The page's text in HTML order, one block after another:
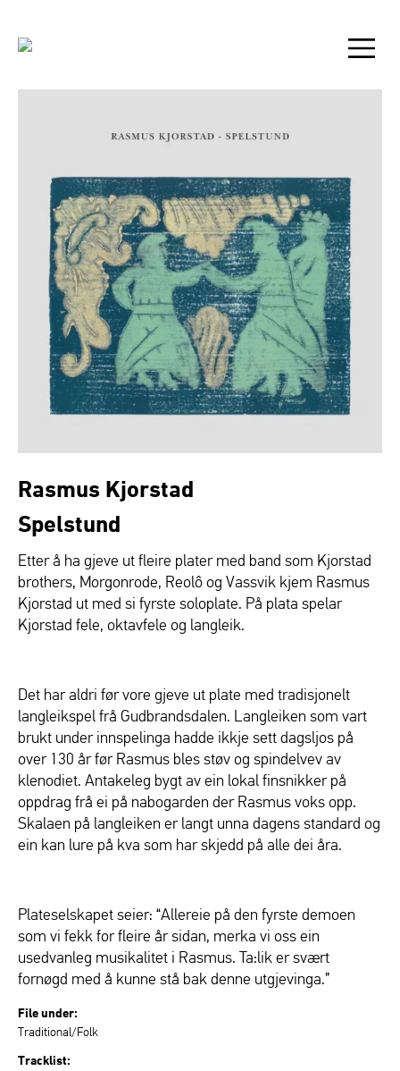
Rasmus Kjorstad
Spelstund
Etter å ha gjeve ut fleire plater med band som Kjorstad
brothers, Morgonrode, Reolô og Vassvik kjem Rasmus
Kjorstad ut med si fyrste soloplate. På plata spelar
Kjorstad fele, oktavfele og langleik.
Det har aldri før vore gjeve ut plate med tradisjonelt
langleikspel frå Gudbrandsdalen. Langleiken som vart
brukt under innspelinga hadde ikkje sett dagsljos på
over 130 år før Rasmus bles støv og spindelvev av
klenodiet. Antakeleg bygt av ein lokal finsnikker på
oppdrag frå ei på nabogarden der Rasmus voks opp.
Skalaen på langleiken er langt unna dagens standard og
ein kan lure på kva som har skjedd på alle dei åra.
Plateselskapet seier: “Allereie på den fyrste demoen
som vi fekk for fleire år sidan, merka vi oss ein
usedvanleg musikalitet i Rasmus. Ta:lik er svært
fornøgd med å kunne stå bak denne utgjevinga.”
File under:
Traditional/Folk
Tracklist: